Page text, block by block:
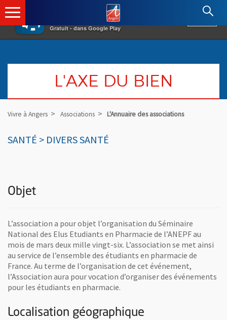
×
Gratuit - dans Google Play
Angers.fr : Retour à l'accueil
L'AXE DU BIEN
Vivre à Angers Associations L'Annuaire des associations
SANTÉ > DIVERS SANTÉ
Objet
L’association a pour objet l’organisation du Séminaire
National des Elus Etudiants en Pharmacie de l’ANEPF au
mois de mars deux mille vingt-six. L’association se met ainsi
au service de l’ensemble des étudiants en pharmacie de
France. Au terme de l’organisation de cet événement,
l’Association aura pour vocation d’organiser des événements
pour les étudiants en pharmacie.
Localisation géographique